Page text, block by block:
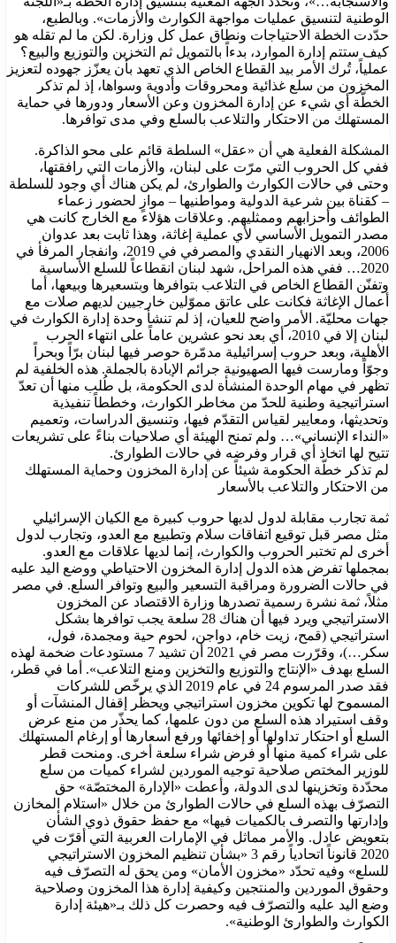
الوطنية لتنسيق عمليات مواجهة الكوارث والأزمات». وبالطبع،
حدّدت الخطة الاحتياجات ونطاق عمل كل وزارة. لكن ما لم تقله هو
كيف ستتم إدارة الموارد، بدءاً بالتمويل ثم التخزين والتوزيع والبيع؟
عملياً، تُرك الأمر بيد القطاع الخاص الذي تعهد بأن يعزّز جهوده لتعزيز
المخزون من سلع غذائية ومحروقات وأدوية وسواها، إذ لم تذكر
الخطّة أي شيء عن إدارة المخزون وعن الأسعار ودورها في حماية
المستهلك من الاحتكار والتلاعب بالسلع وفي مدى توافرها.
المشكلة الفعلية هي أن «عقل» السلطة قائم على محو الذاكرة.
ففي كل الحروب التي مرّت على لبنان، والأزمات التي رافقتها،
وحتى في حالات الكوارث والطوارئ، لم يكن هناك أي وجود للسلطة
– كقناة بين شرعية الدولية ومواطنيها – موازٍ لحضور زعماء
الطوائف وأحزابهم وممثليهم. وعلاقات هؤلاء مع الخارج كانت هي
مصدر التمويل الأساسي لأي عملية إغاثة، وهذا ثابت بعد عدوان
2006، وبعد الانهيار النقدي والمصرفي في 2019، وانفجار المرفأ في
2020… ففي هذه المراحل، شهد لبنان انقطاعاً للسلع الأساسية
وتفنّن القطاع الخاص في التلاعب بتوافرها وبتسعيرها وبيعها، أما
أعمال الإغاثة فكانت على عاتق مموّلين خارجيين لديهم صلات مع
جهات محليّة. الأمر واضح للعيان، إذ لم تنشأ وحدة إدارة الكوارث في
لبنان إلا في 2010، أي بعد نحو عشرين عاماً على انتهاء الحرب
الأهلية، وبعد حروب إسرائيلية مدمّرة حوصر فيها لبنان برّاً وبحراً
وجوّاً ومارست فيها الصهيونية جرائم الإبادة بالجملة. هذه الخلفية لم
تظهر في مهام الوحدة المنشأة لدى الحكومة، بل طُلب منها أن تعدّ
استراتيجية وطنية للحدّ من مخاطر الكوارث، وخططاً تنفيذية
وتحديثها، ومعايير لقياس التقدّم فيها، وتنسيق الدراسات، وتعميم
«النداء الإنساني»… ولم تمنح الهيئة أي صلاحيات بناءً على تشريعات
تتيح لها اتخاذ أي قرار وفرضه في حالات الطوارئ.
لم تذكر خطّة الحكومة شيئاً عن إدارة المخزون وحماية المستهلك
من الاحتكار والتلاعب بالأسعار
ثمة تجارب مقابلة لدول لديها حروب كبيرة مع الكيان الإسرائيلي
مثل مصر قبل توقيع اتفاقات سلام وتطبيع مع العدو، وتجارب لدول
أخرى لم تختبر الحروب والكوارث، إنما لديها علاقات مع العدو.
بمجملها تفرض هذه الدول إدارة المخزون الاحتياطي ووضع اليد عليه
في حالات الضرورة ومراقبة التسعير والبيع وتوافر السلع. في مصر
مثلاً، ثمة نشرة رسمية تصدرها وزارة الاقتصاد عن المخزون
الاستراتيجي ويرد فيها أن هناك 28 سلعة يجب توافرها بشكل
استراتيجي (قمح، زيت خام، دواجن، لحوم حية ومجمدة، فول،
سكر…)، وقرّرت مصر في 2021 أن تشيد 7 مستودعات ضخمة لهذه
السلع بهدف «الإنتاج والتوزيع والتخزين ومنع التلاعب». أما في قطر،
فقد صدر المرسوم 24 في عام 2019 الذي يرخّص للشركات
المسموح لها تكوين مخزون استراتيجي ويحظّر إقفال المنشآت أو
وقف استيراد هذه السلع من دون علمها، كما يحذّر من منع عرض
السلع أو احتكار تداولها أو إخفائها ورفع أسعارها أو إرغام المستهلك
على شراء كمية منها أو فرض شراء سلعة أخرى. ومنحت قطر
للوزير المختص صلاحية توجيه الموردين لشراء كميات من سلع
محدّدة وتخزينها لدى الدولة، وأعطت «الإدارة المختصّة» حق
التصرّف بهذه السلع في حالات الطوارئ من خلال «استلام المخازن
وإدارتها والتصرف بالكميات فيها» مع حفظ حقوق ذوي الشأن
بتعويض عادل. والأمر مماثل في الإمارات العربية التي أقرّت في
2020 قانوناً اتحادياً رقم 3 «بشأن تنظيم المخزون الاستراتيجي
للسلع» وفيه تحدّد «مخزون الأمان» ومن يحق له التصرّف فيه
وحقوق الموردين والمنتجين وكيفية إدارة هذا المخزون وصلاحية
وضع اليد عليه والتصرّف فيه وحصرت كل ذلك بـ«هيئة إدارة
الكوارث والطوارئ الوطنية».